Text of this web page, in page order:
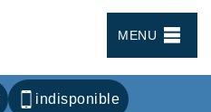
MENU
indisponible